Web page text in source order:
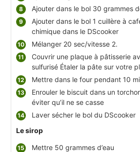
Ajouter dans le bol 30 grammes
Ajouter dans le bol 1 cuillère à
chimique dans le DScooker
Mélanger 20 sec/vitesse 2.
Couvrir une plaque à pâtisserie
sulfurisé Étaler la pâte sur votre
Mettre dans le four pendant 10
Enrouler le biscuit dans un
éviter qu’il ne se casse
Laver sécher le bol du DScooker
Le sirop
Mettre 50 grammes d’eau